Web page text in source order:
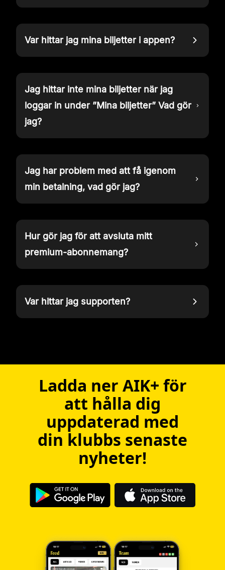
Var hittar jag mina biljetter i appen?
Jag hittar inte mina biljetter när jag
loggar in under ”Mina biljetter” Vad gör
jag?
Jag har problem med att få igenom
min betalning, vad gör jag?
Hur gör jag för att avsluta mitt
premium-abonnemang?
Var hittar jag supporten?
Ladda ner AIK+ för
att hålla dig
uppdaterad med
din klubbs senaste
nyheter!